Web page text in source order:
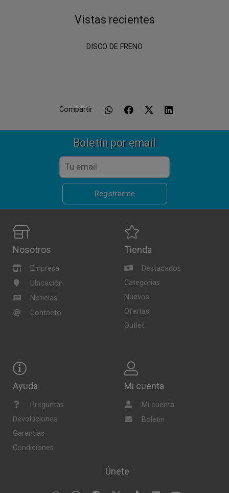
Vistas recientes
DISCO DE FRENO
Compartir
Boletín por email
Registrarme
Nosotros
Empresa
Ubicación
Noticias
Contacto
Tienda
Destacados
Categorías
Nuevos
Ofertas
Outlet
Ayuda
Preguntas
Devoluciones
Garantías
Condiciones
Mi cuenta
Mi cuenta
Boletín
Únete